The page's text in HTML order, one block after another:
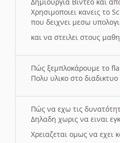
Χρησιμοποιει κανεις το
που δειχνει μεσω
και να στειλει στους
Πώς ξεμπλοκάρουμε το
Πολυ υλικο στο
Πώς να εχω τις
Δηλαδη χωρις να ειναι
Χρειαζεται ομως να εχει